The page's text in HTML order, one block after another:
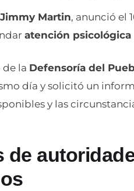
Jimmy Martin, anunció el
atención psicológica
de la Defensoría del
día y solicitó un
y las
de